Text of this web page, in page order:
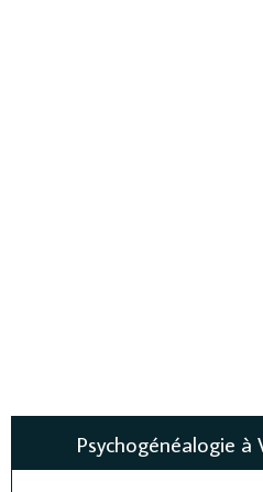
Psychogénéalogie